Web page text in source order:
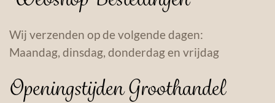
Wij verzenden op de volgende dagen:
Maandag, dinsdag, donderdag en vrijdag
Openingstijden Groothandel